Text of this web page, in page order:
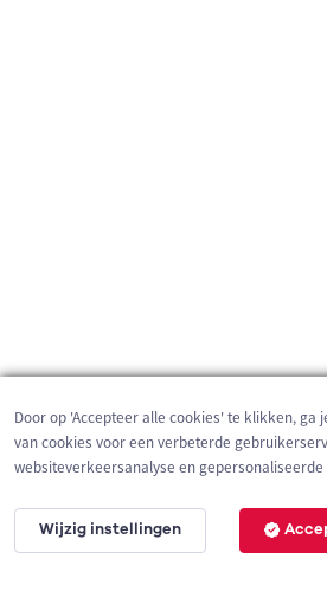
20 km
Door op 'Accepteer alle cookies' te klikken, ga
van cookies voor een verbeterde
websiteverkeersanalyse en
Wijzig instellingen